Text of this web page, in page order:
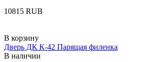
‍10815‍ RUB
В корзину
Дверь ДК К-42 Парящая филенка
В наличии